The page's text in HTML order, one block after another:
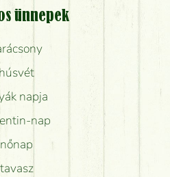
ünnepek
húsvét
napja
nap
nőnap
tavasz